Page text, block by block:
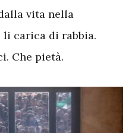
vita nella
li carica di rabbia.
Che pietà.